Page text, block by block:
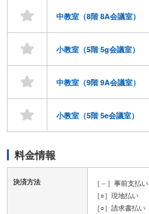
中教室（8階 8A会議室）
小教室（5階 5g会議室）
中教室（9階 9A会議室）
小教室（5階 5e会議室）
料金情報
決済方法
［－］事前支払い
［○］現地払い
［○］請求書払い